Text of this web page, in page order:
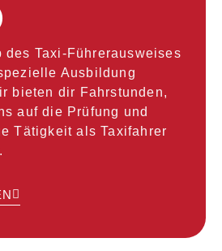
des Taxi-Führerausweises
Ausbildung
bieten dir Fahrstunden,
auf die Prüfung und
Tätigkeit als Taxifahrer